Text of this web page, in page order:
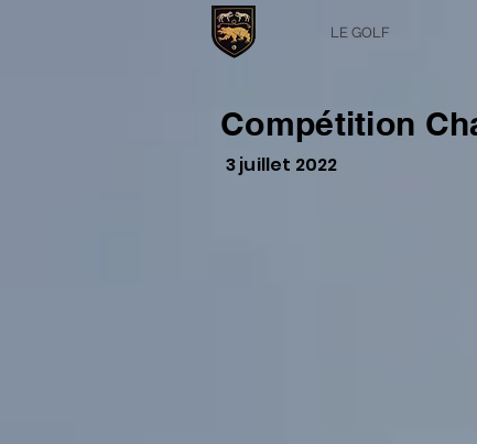
LE GOLF
Compétition
3 juillet 2022